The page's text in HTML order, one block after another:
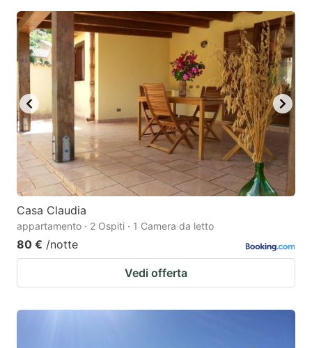
Casa Claudia
appartamento · 2 Ospiti · 1 Camera da letto
80 € /notte
Vedi offerta